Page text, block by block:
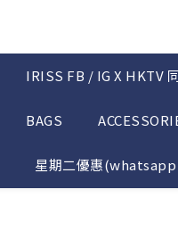
IRISS FB / IG X HKTV
BAGS
星期二優惠